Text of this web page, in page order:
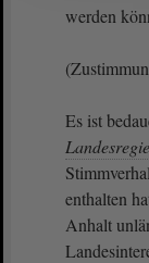
werden
Es ist
enthalten
Anhalt